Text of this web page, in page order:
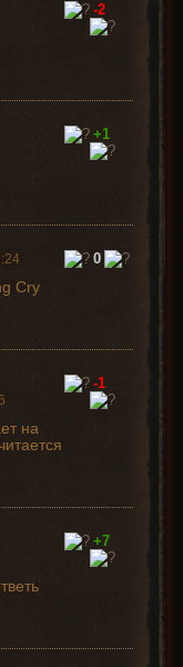
-2
+1
Cry
0
на
-1
+7